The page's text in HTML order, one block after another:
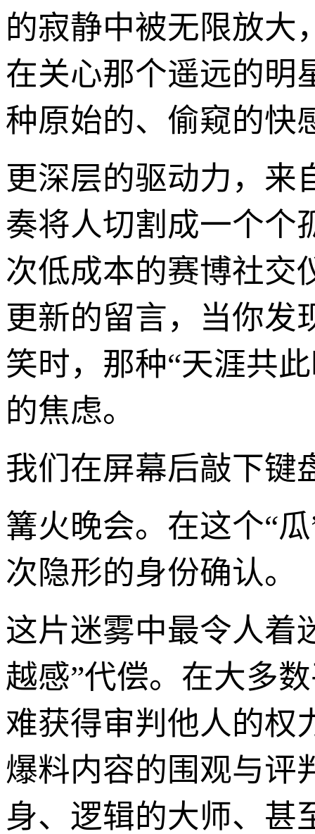
的寂静中被无限放大
在关心那个遥远的明
种原始的、偷窥的快
更深层的驱动力，来
奏将人切割成一个个
次低成本的赛博社交
更新的留言，当你发
笑时，那种“天涯共
的焦虑。
我们在屏幕后敲下键
篝火晚会。在这个“
次隐形的身份确认。
这片迷雾中最令人着
越感”代偿。在大多
难获得审判他人的权
爆料内容的围观与评
身、逻辑的大师、甚